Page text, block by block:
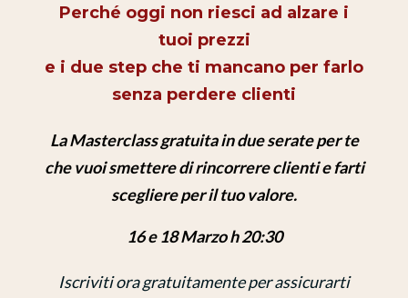
Perché oggi non riesci ad alzare i
tuoi prezzi
e i due step che ti mancano per farlo
senza perdere clienti
La Masterclass gratuita in due serate per te
che vuoi smettere di rincorrere clienti e farti
scegliere per il tuo valore.
16 e 18 Marzoh 20:30
Iscriviti ora gratuitamente per assicurarti